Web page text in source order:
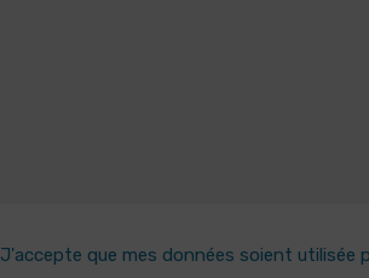
J'accepte que mes données soient utilisée